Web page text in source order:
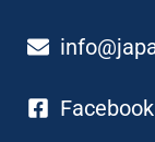
Facebook